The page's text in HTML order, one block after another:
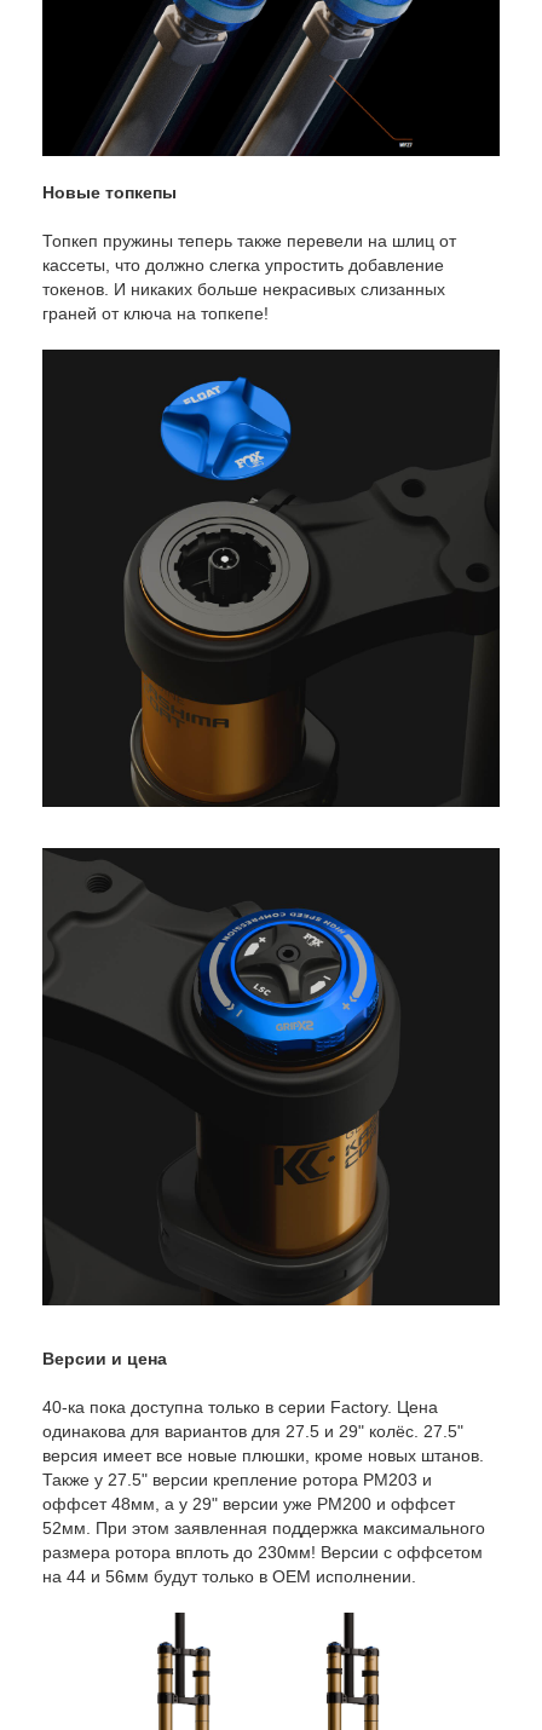
Новые топкепы
Топкеп пружины теперь также перевели на шлиц от
кассеты, что должно слегка упростить добавление
токенов. И никаких больше некрасивых слизанных
граней от ключа на топкепе!
Версии и цена
40-ка пока доступна только в серии Factory. Цена
одинакова для вариантов для 27.5 и 29" колёс. 27.5"
версия имеет все новые плюшки, кроме новых штанов.
Также у 27.5" версии крепление ротора PM203 и
оффсет 48мм, а у 29" версии уже PM200 и оффсет
52мм. При этом заявленная поддержка максимального
размера ротора вплоть до 230мм! Версии с оффсетом
на 44 и 56мм будут только в ОЕМ исполнении.